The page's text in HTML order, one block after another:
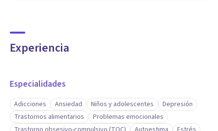
Experiencia
Especialidades
Adicciones Ansiedad Niños y adolescentes
Depresión
Trastornos alimentarios
Problemas emocionales